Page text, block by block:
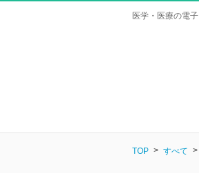
医学・医療の電
TOP すべて